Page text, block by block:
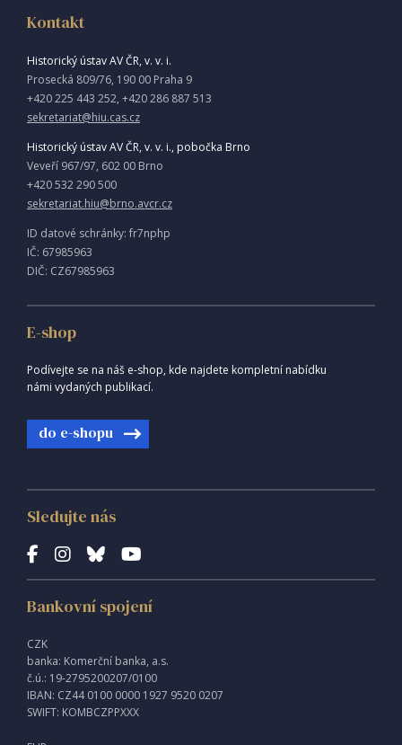
Kontakt
Historický ústav AV ČR, v. v. i.
Prosecká 809/76, 190 00 Praha 9
+420 225 443 252, +420 286 887 513
sekretariat@hiu.cas.cz
Historický ústav AV ČR, v. v. i., pobočka Brno
Veveří 967/97, 602 00 Brno
+420 532 290 500
sekretariat.hiu@brno.avcr.cz
ID datové schránky: fr7nphp
IČ: 67985963
DIČ: CZ67985963
E-shop
Podívejte se na náš e-shop, kde najdete kompletní nabídku
námi vydaných publikací.
do e-shopu
Sledujte nás
Bankovní spojení
CZK
banka: Komerční banka, a.s.
č.ú.: 19-2795200207/0100
IBAN: CZ44 0100 0000 1927 9520 0207
SWIFT: KOMBCZPPXXX